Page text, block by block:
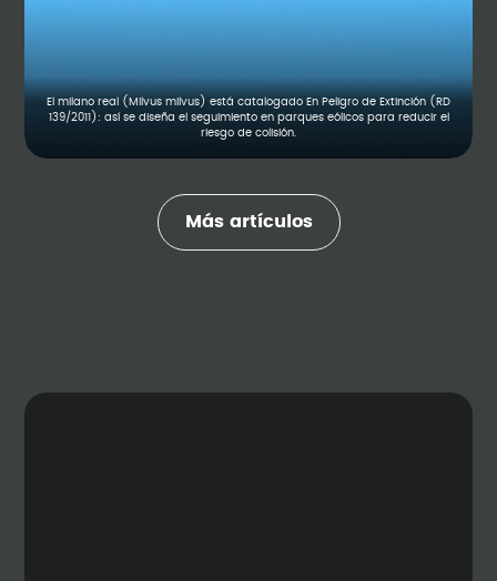
El milano real (Milvus milvus) está catalogado En Peligro de Extinción (RD
139/2011): así se diseña el seguimiento en parques eólicos para reducir el
riesgo de colisión.
Más artículos